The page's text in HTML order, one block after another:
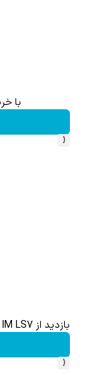
با خرید
‹
بازدید از IM LS7 لوکس ترین شاسی بلند برقی ایران در باشگاه انقلاب
‹